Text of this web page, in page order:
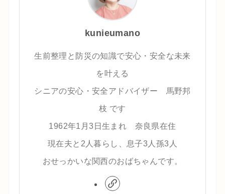
kunieumano
生前整理と防災の知識で安心・安全な未来
を叶える
シニアの安心・安全アドバイザー 馬野邦
枝 です
1962年1月3日生まれ 奈良県在住
現在夫と2人暮らし、息子3人孫3人
おせっかいな関西のおばちゃんです。